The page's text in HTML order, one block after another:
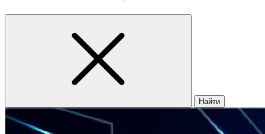
Найти